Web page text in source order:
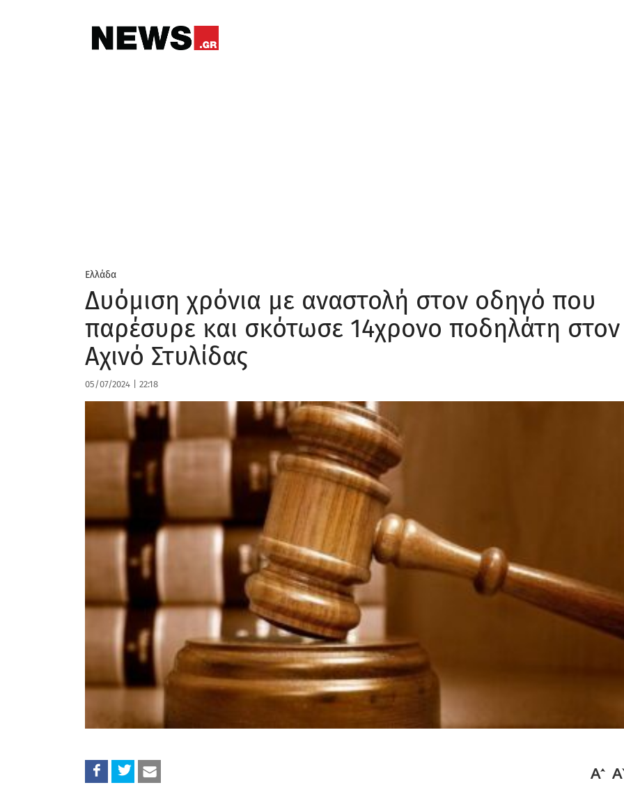
Ελλάδα
Δυόμιση χρόνια με αναστολή στον οδηγό που
παρέσυρε και σκότωσε 14χρονο ποδηλάτη στον
Αχινό Στυλίδας
05/07/2024 22:18